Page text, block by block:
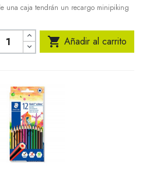
una caja tendrán un recargo minipiking
 Añadir al carrito